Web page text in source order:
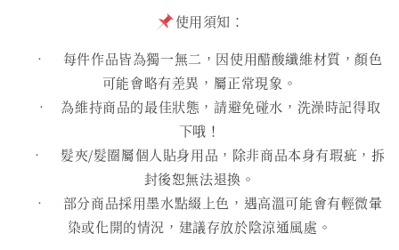
使用須知：
• 每件作品皆為獨一無二，因使用醋酸纖維材質，顏色
可能會略有差異，屬正常現象。
• 為維持商品的最佳狀態，請避免碰水，洗澡時記得取
下哦！
• 髮夾/髮圈屬個人貼身用品，除非商品本身有瑕疵，拆
封後恕無法退換。
• 部分商品採用墨水點綴上色，遇高溫可能會有輕微暈
染或化開的情況，建議存放於陰涼通風處。